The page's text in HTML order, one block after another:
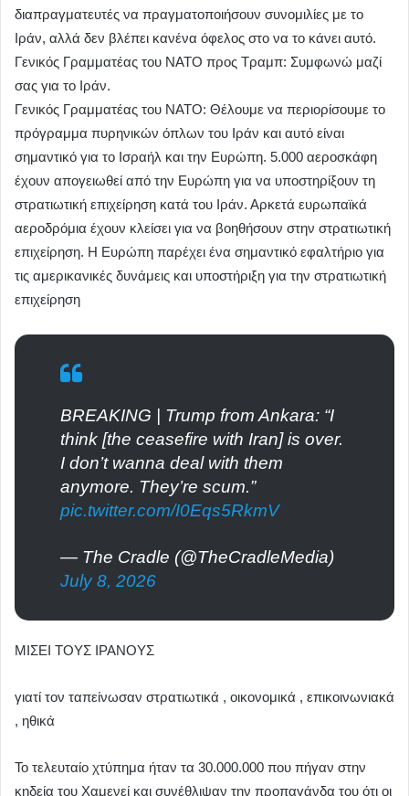
διαπραγματευτές να πραγματοποιήσουν συνομιλίες με το
Ιράν, αλλά δεν βλέπει κανένα όφελος στο να το κάνει αυτό.
Γενικός Γραμματέας του ΝΑΤΟ προς Τραμπ: Συμφωνώ μαζί
σας για το Ιράν.
Γενικός Γραμματέας του ΝΑΤΟ: Θέλουμε να περιορίσουμε το
πρόγραμμα πυρηνικών όπλων του Ιράν και αυτό είναι
σημαντικό για το Ισραήλ και την Ευρώπη. 5.000 αεροσκάφη
έχουν απογειωθεί από την Ευρώπη για να υποστηρίξουν τη
στρατιωτική επιχείρηση κατά του Ιράν. Αρκετά ευρωπαϊκά
αεροδρόμια έχουν κλείσει για να βοηθήσουν στην στρατιωτική
επιχείρηση. Η Ευρώπη παρέχει ένα σημαντικό εφαλτήριο για
τις αμερικανικές δυνάμεις και υποστήριξη για την στρατιωτική
επιχείρηση
BREAKING | Trump from Ankara: “I
think [the ceasefire with Iran] is over.
I don’t wanna deal with them
anymore. They’re scum.”
pic.twitter.com/I0Eqs5RkmV
— The Cradle (@TheCradleMedia)
July 8, 2026
ΜΙΣΕΙ ΤΟΥΣ ΙΡΑΝΟΥΣ
γιατί τον ταπείνωσαν στρατιωτικά , οικονομικά , επικοινωνιακά
, ηθικά
Το τελευταίο χτύπημα ήταν τα 30.000.000 που πήγαν στην
κηδεία του Χαμενεί και συνέθλιψαν την προπαγάνδα του ότι οι